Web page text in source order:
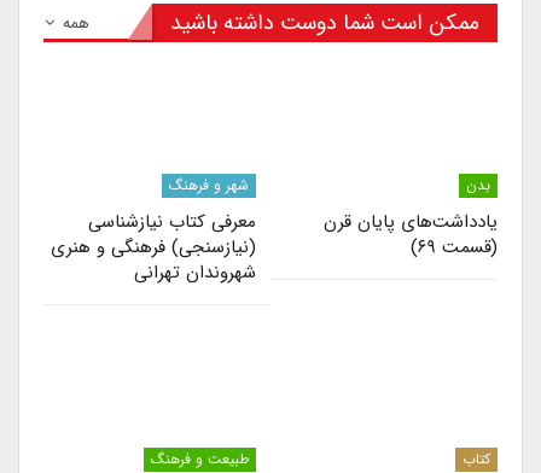
همه ممکن است شما دوست داشته باشید
بدن
یادداشت‌های پایان قرن
(قسمت ۶۹)
شهر و فرهنگ
معرفی کتاب نیازشناسی
(نیازسنجی) فرهنگی و هنری
شهروندان تهرانی
کتاب طبیعت و فرهنگ